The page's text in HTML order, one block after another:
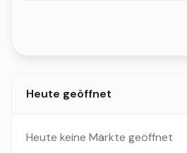
Heute geöffnet
Heute keine Märkte geöffnet